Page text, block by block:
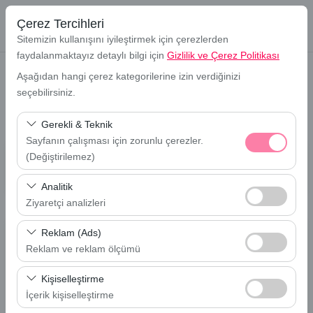
Çerez Tercihleri
Sitemizin kullanışını iyileştirmek için çerezlerden
faydalanmaktayız detaylı bilgi için Gizlilik ve Çerez Politikası
Aşağıdan hangi çerez kategorilerine izin verdiğinizi
seçebilirsiniz.
Gerekli & Teknik
Sayfanın çalışması için zorunlu çerezler.
(Değiştirilemez)
Bu çerezler sitenin doğru şekilde çalışması, güvenlik,
oturum yönetimi ve temel işlevler için gereklidir. Devre
dışı bırakılamaz.
Analitik
Ziyaretçi analizleri
Bu çerezler, sitemizin nasıl kullanıldığını (ziyaretçi sayısı,
en çok ziyaret edilen sayfalar, kullanıcı davranışları)
analiz etmemizi sağlar. Bu veriler, web sitesi
performansını ölçmek ve kullanıcı deneyimini sürekli
iyileştirmek için kullanılır.
Reklam (Ads)
Reklam ve reklam ölçümü
Bu çerezler, size ilgi alanlarınıza uygun kişiselleştirilmiş
reklamlar göstermemize ve reklam kampanyalarımızın
etkinliğini (gösterim sayısı, tıklama oranı) ölçmemize
Kişiselleştirme
İçerik kişiselleştirme
Anasayfa
Teklif Al
Kurumsal Kiralama çözümleri ile Araba Kirala Filo
yanınızda! Hemen formu doldurun teklifiniz size gelsin.
Uzun Dönem Kiralama Talep Formu
Şirket Unvanı